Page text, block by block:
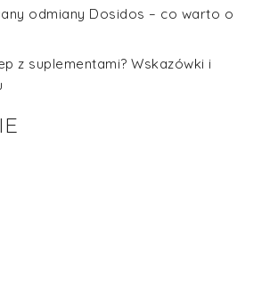
odmiany Dosidos – co warto o
z suplementami? Wskazówki i